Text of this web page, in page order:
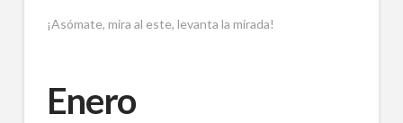
¡Asómate, mira al este, levanta la mirada!
Enero